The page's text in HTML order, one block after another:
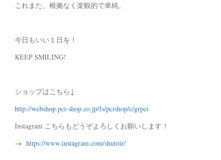
これまた、根拠なく楽観的で単純。
今日もいい１日を！
KEEP SMILING!
ショップはこちら↓
http://webshop.pci-shop.co.jp/fs/pcishop/c/grpci
Instagram こちらもどうぞよろしくお願いします！
→ https://www.instagram.com/shutoir/